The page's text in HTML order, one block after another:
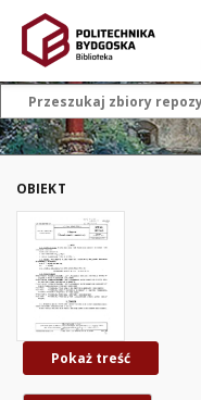
OBIEKT
Pokaż treść